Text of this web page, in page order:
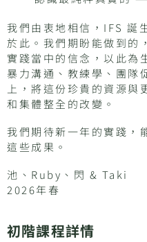
我們由衷地相信，IFS 誕
於此。我們期盼能做到的
實踐當中的信念，以此為
暴力溝通、教練學、團隊
上，將這份珍貴的資源與
和集體整全的改變。
我們期待新一年的實踐，
這些成果。
池、Ruby、閃 & Taki
2026年春
初階課程詳情